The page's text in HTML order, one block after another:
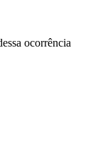
ocorrência